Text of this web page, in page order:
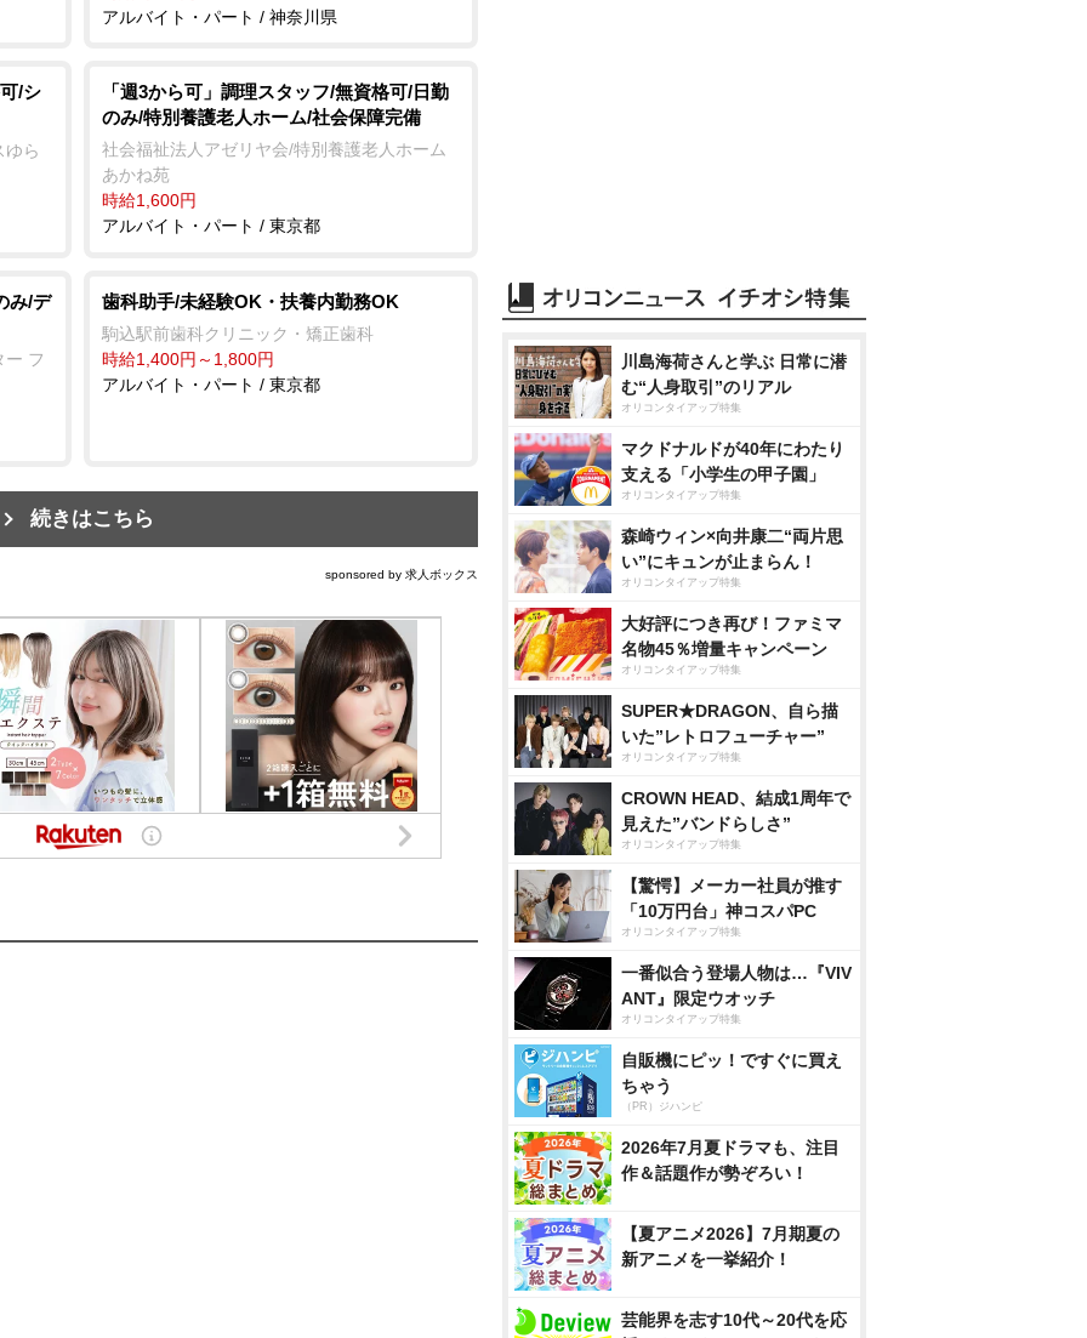
アルバイト・パート / 神奈川県
/シ
ゆら
「週3から可」調理スタッフ/無資格可/日勤
のみ/特別養護老人ホーム/社会保障完備
社会福祉法人アゼリヤ会/特別養護老人ホーム
あかね苑
時給1,600円
アルバイト・パート / 東京都
み/デ
ー フ
歯科助手/未経験OK・扶養内勤務OK
駒込駅前歯科クリニック・矯正歯科
時給1,400円～1,800円
アルバイト・パート / 東京都
続きはこちら
sponsored by 求人ボックス
川島海荷さんと学ぶ 日常に潜
む“人身取引”のリアル
オリコンタイアップ特集
マクドナルドが40年にわたり
支える「小学生の甲子園」
オリコンタイアップ特集
森崎ウィン×向井康二“両片思
い”にキュンが止まらん！
オリコンタイアップ特集
大好評につき再び！ファミマ
名物45％増量キャンペーン
オリコンタイアップ特集
SUPER★DRAGON、自ら描
いた”レトロフューチャー”
オリコンタイアップ特集
CROWN HEAD、結成1周年で
見えた”バンドらしさ”
オリコンタイアップ特集
【驚愕】メーカー社員が推す
「10万円台」神コスパPC
オリコンタイアップ特集
一番似合う登場人物は…『VIV
ANT』限定ウオッチ
オリコンタイアップ特集
自販機にピッ！ですぐに買え
ちゃう
（PR）ジハンピ
2026年7月夏ドラマも、注目
作＆話題作が勢ぞろい！
【夏アニメ2026】7月期夏の
新アニメを一挙紹介！
芸能界を志す10代～20代を応